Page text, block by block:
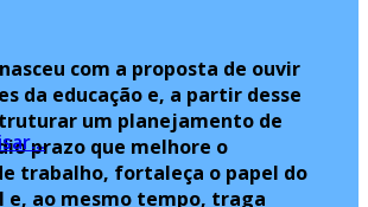
com a proposta de ouvir
da educação e, a partir desse
um planejamento de
prazo que melhore o
trabalho, fortaleça o papel do
e, ao mesmo tempo, traga